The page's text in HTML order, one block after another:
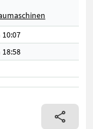
10:07
18:58